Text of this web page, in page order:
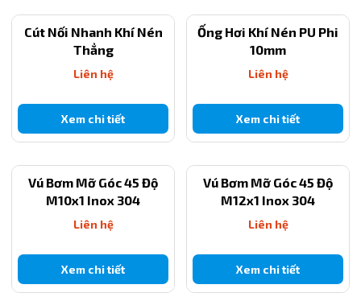
https://thietbicongnghiep247.com/cut-noi-nhanh-thang-
Cút Nối Nhanh Khí Nén
Thẳng
Liên hệ
Xem chi tiết
Ống Hơi Khí Nén PU Phi
10mm
Liên hệ
Xem chi tiết
Vú Bơm Mỡ Góc 45 Độ
M10x1 Inox 304
Liên hệ
Xem chi tiết
Vú Bơm Mỡ Góc 45 Độ
M12x1 Inox 304
Liên hệ
Xem chi tiết